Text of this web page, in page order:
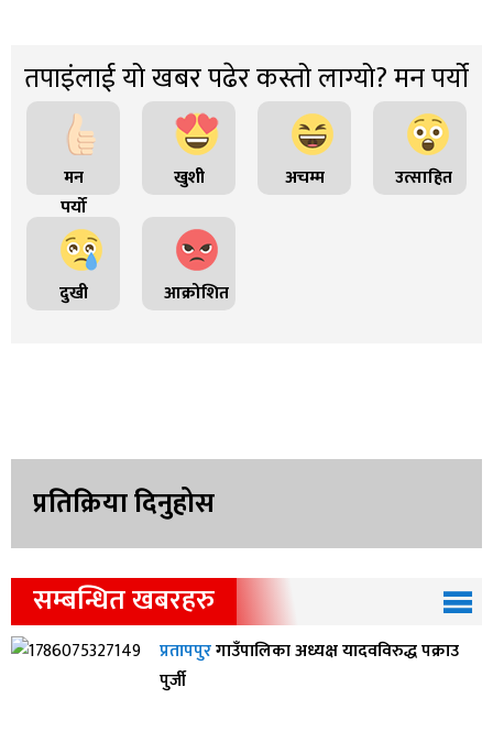
तपाइंलाई यो खबर पढेर कस्तो लाग्यो? मन पर्यो
मन
पर्यो
खुशी अचम्म उत्साहित
दुखी आक्रोशित
प्रतिक्रिया दिनुहोस
सम्बन्धित खबरहरु
प्रतापपुरगाउँपालिका अध्यक्ष यादवविरुद्ध पक्राउ
पुर्जी